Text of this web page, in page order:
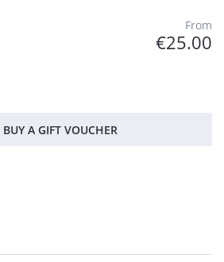
From
€25.00
BUY A GIFT VOUCHER